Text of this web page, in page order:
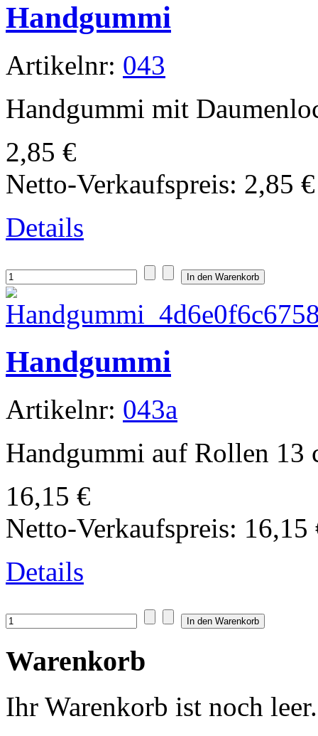
Handgummi
Artikelnr: 043
Handgummi mit
2,85 €
Netto-Verkaufspreis: 2,85 €
Details
Handgummi
Artikelnr: 043a
Handgummi auf Rollen 13
16,15 €
Netto-Verkaufspreis: 16,15
Details
Warenkorb
Ihr Warenkorb ist noch leer.